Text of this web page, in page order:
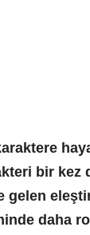
bir kez
gelen
daha